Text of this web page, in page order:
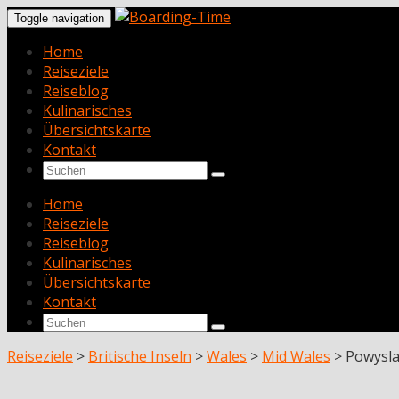
Toggle navigation
Home
Reiseziele
Reiseblog
Kulinarisches
Übersichtskarte
Kontakt
Home
Reiseziele
Reiseblog
Kulinarisches
Übersichtskarte
Kontakt
Reiseziele > Britische Inseln >Wales > Mid Wales >